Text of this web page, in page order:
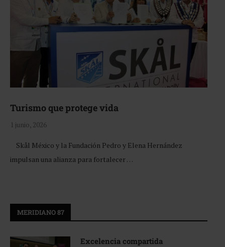
Turismo que protege vida
1 junio, 2026
Skål México y la Fundación Pedro y Elena Hernández
impulsan una alianza para fortalecer …
MERIDIANO 87
Excelencia compartida